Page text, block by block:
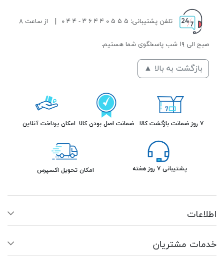
تلفن پشتیبانی: ۵ ۵ ۵ ۰ ۴ ۴ ۶ ۳ - ۴ ۴ ۰ از ساعت ۸
صبح الی ۱۹ شب پاسخگوی شما هستیم.
بازگشت به بالا ▲
۷ روز ضمانت بازگشت کالا ضمانت اصل بودن کالا امکان پرداخت آنلاین
پشتیبانی ۷ روز هفته امکان تحویل اکسپرس
اطلاعات
خدمات مشتریان